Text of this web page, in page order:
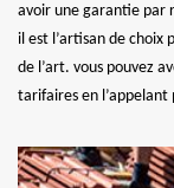
avoir une garantie par
il est l’artisan de choix
de l’art. vous pouvez
tarifaires en l’appelant